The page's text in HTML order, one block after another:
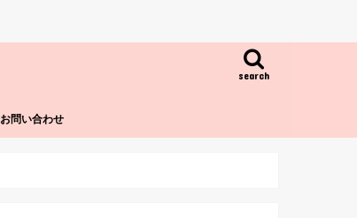
search
お問い合わせ